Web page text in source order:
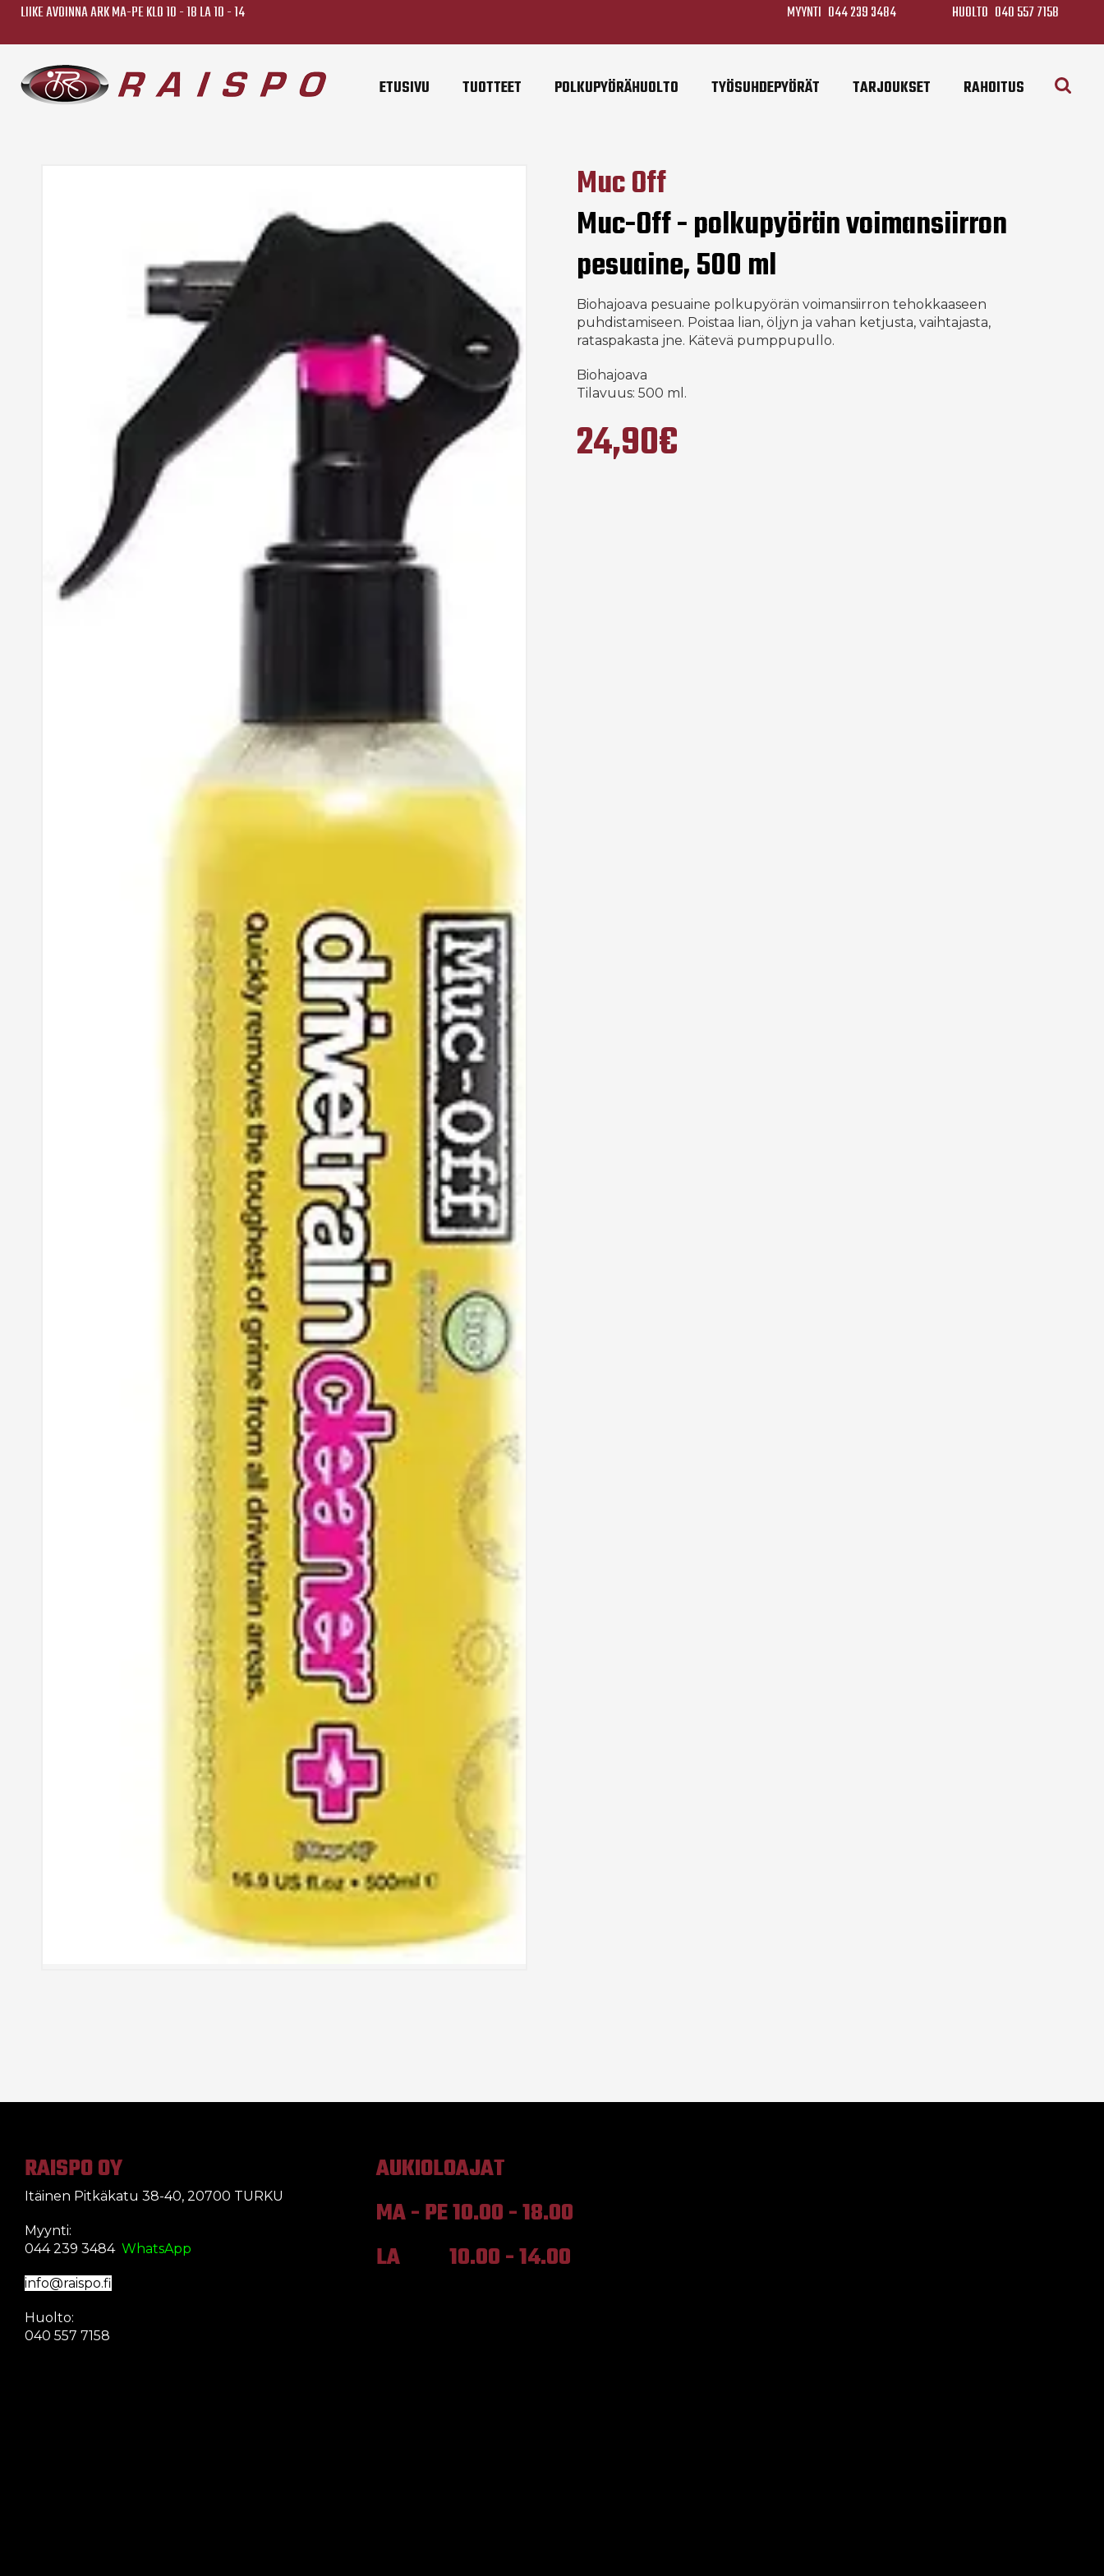
LIIKE AVOINNA ARK MA-PE KLO 10 - 18 LA 10 - 14 MYYNTI 044 239 3484 HUOLTO 040 557 7158
ETUSIVU TUOTTEET POLKUPYÖRÄHUOLTO TYÖSUHDEPYÖRÄT TARJOUKSET RAHOITUS
Muc Off
Muc-Off - polkupyörän voimansiirron
pesuaine, 500 ml
Biohajoava pesuaine polkupyörän voimansiirron tehokkaaseen
puhdistamiseen. Poistaa lian, öljyn ja vahan ketjusta, vaihtajasta,
rataspakasta jne. Kätevä pumppupullo.
Biohajoava
Tilavuus: 500 ml.
24,90€
RAISPO OY
Itäinen Pitkäkatu 38-40, 20700 TURKU
Myynti:
044 239 3484 WhatsApp
info@raispo.fi
Huolto:
040 557 7158
AUKIOLOAJAT
MA - PE 10.00 - 18.00
LA 10.00 - 14.00